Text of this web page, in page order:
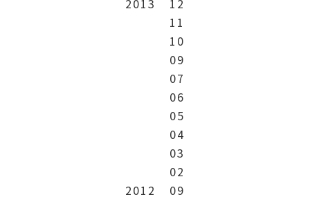
11
10
09
07
06
05
04
03
02
2012
09